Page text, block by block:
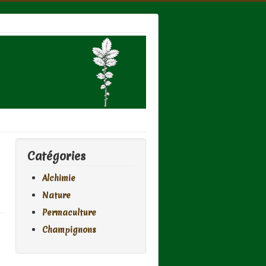
Catégories
Alchimie
Nature
Permaculture
Champignons